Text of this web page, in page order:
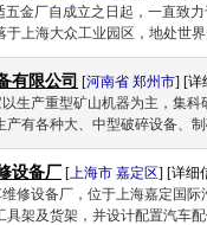
五金厂自成立之日起，一直致
于上海大众工业园区，地处世
有限公司 [河南省 郑州市] [详
生产重型矿山机器为主，集
产有各种大、中型破碎设备、
设备厂 [上海市 嘉定区] [详细
修设备厂，位于上海嘉定国
具架及货架，并设计配置汽车